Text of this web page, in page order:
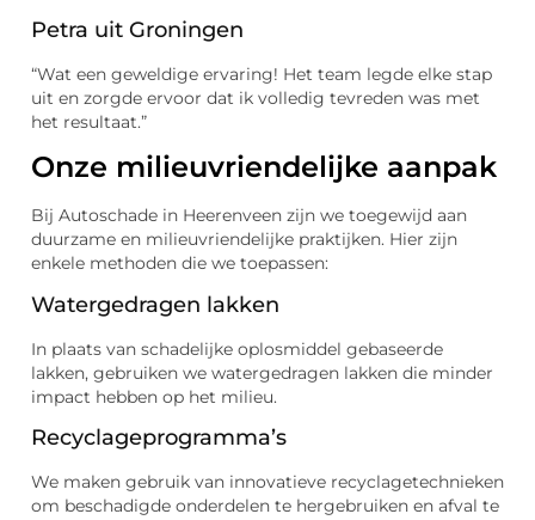
Petra uit Groningen
“Wat een geweldige ervaring! Het team legde elke stap
uit en zorgde ervoor dat ik volledig tevreden was met
het resultaat.”
Onze milieuvriendelijke aanpak
Bij Autoschade in Heerenveen zijn we toegewijd aan
duurzame en milieuvriendelijke praktijken. Hier zijn
enkele methoden die we toepassen:
Watergedragen lakken
In plaats van schadelijke oplosmiddel gebaseerde
lakken, gebruiken we watergedragen lakken die minder
impact hebben op het milieu.
Recyclageprogramma’s
We maken gebruik van innovatieve recyclagetechnieken
om beschadigde onderdelen te hergebruiken en afval te